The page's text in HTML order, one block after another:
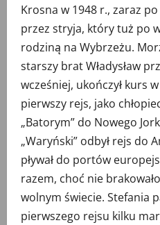
Krosna w 1948 r., zaraz
przez stryja, który tuż po
rodziną na Wybrzeżu.
starszy brat Władysław
wcześniej, ukończył kurs
pierwszy rejs, jako
„Batorym” do Nowego
„Waryński” odbył rejs do
pływał do portów
razem, choć nie
wolnym świecie. Stefania
pierwszego rejsu kilku